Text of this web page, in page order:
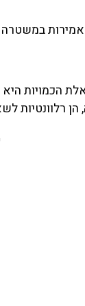
במשטרה
הכמויות
רלוונטיות